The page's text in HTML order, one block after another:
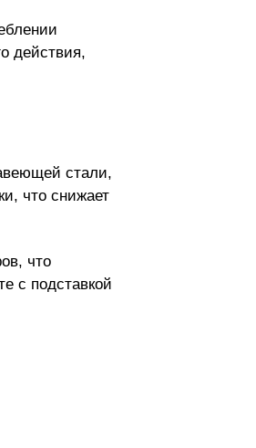
действия,
стали,
что снижает
что
с подставкой